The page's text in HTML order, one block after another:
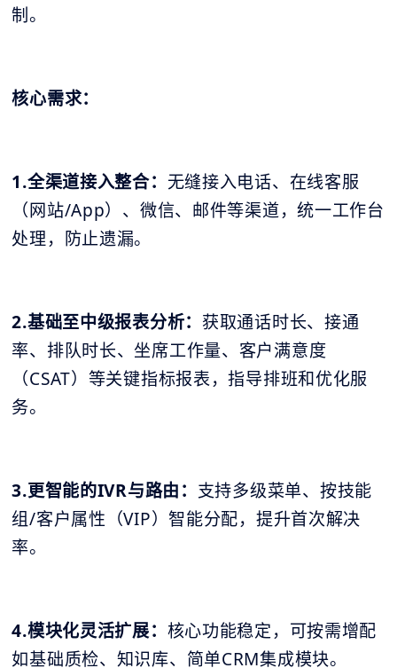
制。
核心需求：
1.全渠道接入整合： 无缝接入电话、在线客服
（网站/App）、微信、邮件等渠道，统一工作台
处理，防止遗漏。
2.基础至中级报表分析： 获取通话时长、接通
率、排队时长、坐席工作量、客户满意度
（CSAT）等关键指标报表，指导排班和优化服
务。
3.更智能的IVR与路由： 支持多级菜单、按技能
组/客户属性（VIP）智能分配，提升首次解决
率。
4.模块化灵活扩展： 核心功能稳定，可按需增配
如基础质检、知识库、简单CRM集成模块。